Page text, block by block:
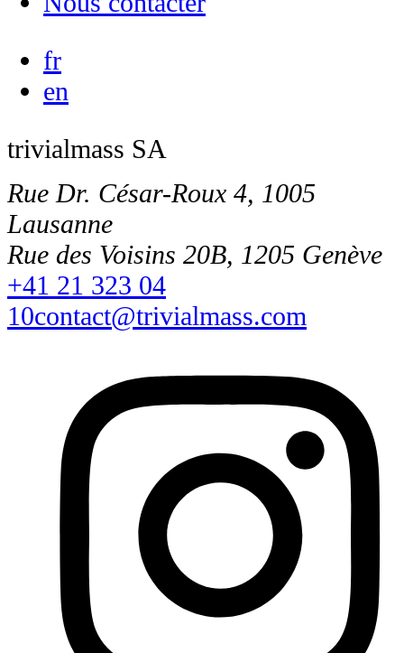
fr
en
trivialmass SA
Rue Dr. César-Roux 4, 1005
Lausanne
Rue des Voisins 20B, 1205 Genève
+41 21 323 04
10contact@trivialmass.com